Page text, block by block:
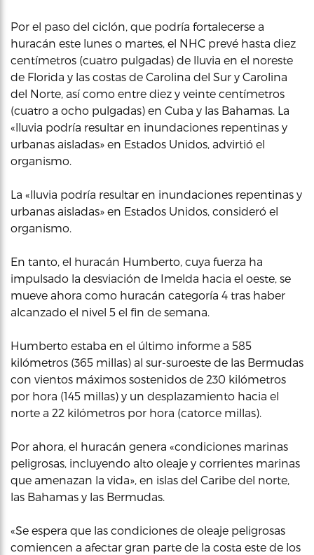
Por el paso del ciclón, que podría fortalecerse a
huracán este lunes o martes, el NHC prevé hasta diez
centímetros (cuatro pulgadas) de lluvia en el noreste
de Florida y las costas de Carolina del Sur y Carolina
del Norte, así como entre diez y veinte centímetros
(cuatro a ocho pulgadas) en Cuba y las Bahamas. La
«lluvia podría resultar en inundaciones repentinas y
urbanas aisladas» en Estados Unidos, advirtió el
organismo.
La «lluvia podría resultar en inundaciones repentinas y
urbanas aisladas» en Estados Unidos, consideró el
organismo.
En tanto, el huracán Humberto, cuya fuerza ha
impulsado la desviación de Imelda hacia el oeste, se
mueve ahora como huracán categoría 4 tras haber
alcanzado el nivel 5 el fin de semana.
Humberto estaba en el último informe a 585
kilómetros (365 millas) al sur-suroeste de las Bermudas
con vientos máximos sostenidos de 230 kilómetros
por hora (145 millas) y un desplazamiento hacia el
norte a 22 kilómetros por hora (catorce millas).
Por ahora, el huracán genera «condiciones marinas
peligrosas, incluyendo alto oleaje y corrientes marinas
que amenazan la vida», en islas del Caribe del norte,
las Bahamas y las Bermudas.
«Se espera que las condiciones de oleaje peligrosas
comiencen a afectar gran parte de la costa este de los